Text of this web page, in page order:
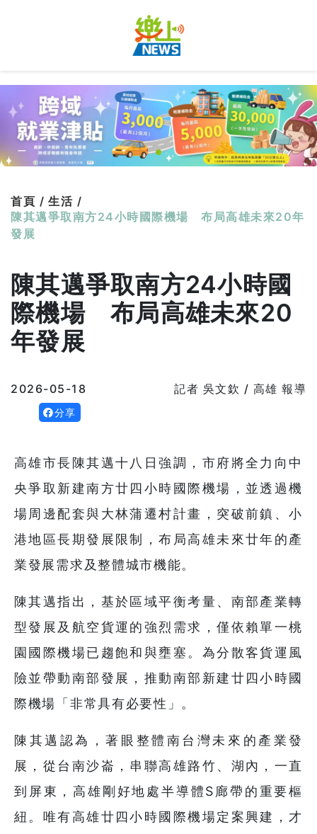
首頁 / 生活 /
陳其邁爭取南方24小時國際機場 布局高雄未來20年
發展
陳其邁爭取南方24小時國
際機場 布局高雄未來20
年發展
2026-05-18 記者 吳文欽 / 高雄 報導
分享
高雄市長陳其邁十八日強調，市府將全力向中
央爭取新建南方廿四小時國際機場，並透過機
場周邊配套與大林蒲遷村計畫，突破前鎮、小
港地區長期發展限制，布局高雄未來廿年的產
業發展需求及整體城市機能。
陳其邁指出，基於區域平衡考量、南部產業轉
型發展及航空貨運的強烈需求，僅依賴單一桃
園國際機場已趨飽和與壅塞。為分散客貨運風
險並帶動南部發展，推動南部新建廿四小時國
際機場「非常具有必要性」。
陳其邁認為，著眼整體南台灣未來的產業發
展，從台南沙崙，串聯高雄路竹、湖內，一直
到屏東，高雄剛好地處半導體S廊帶的重要樞
紐。唯有高雄廿四小時國際機場定案興建，才